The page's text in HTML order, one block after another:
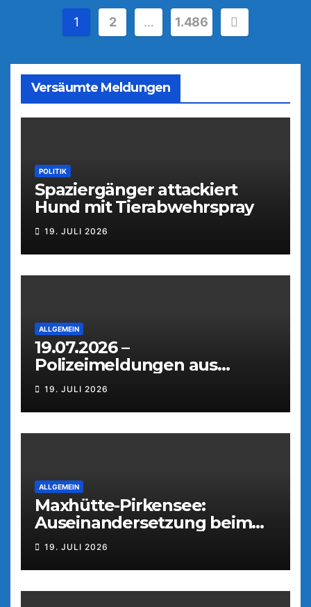
Seitennummerierung
Beiträge
1 2 … 1.486
Versäumte Meldungen
POLITIK
Spaziergänger attackiert
Hund mit Tierabwehrspray
19. JULI 2026
ALLGEMEIN
19.07.2026 –
Polizeimeldungen aus
Weiden
19. JULI 2026
ALLGEMEIN
Maxhütte-Pirkensee:
Auseinandersetzung beim
Parkfest
19. JULI 2026